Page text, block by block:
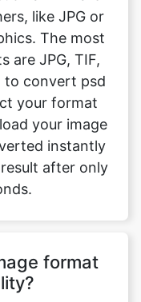
to convert psd
your format
your image
instantly
after only
format
quality in any
same quality